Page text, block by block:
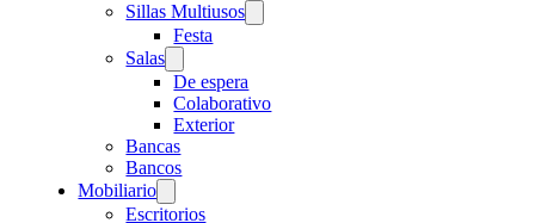
Sillas Multiusos
Festa
Salas
De espera
Colaborativo
Exterior
Bancas
Bancos
Mobiliario
Escritorios